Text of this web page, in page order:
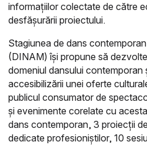
informațiilor colectate de către
desfășurării proiectului.
Stagiunea de dans
(DINAM) își propune să
domeniul dansului contemporan
accesibilizării unei oferte
publicul consumator de
și evenimente corelate cu
dans contemporan, 3 proiecții
dedicate profesioniștilor, 10